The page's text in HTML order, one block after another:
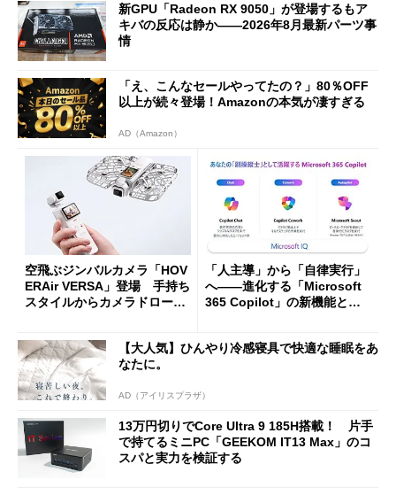
新GPU「Radeon RX 9050」が登場するもア
キバの反応は静か――2026年8月最新パーツ事
情
「え、こんなセールやってたの？」80％OFF
以上が続々登場！Amazonの本気が凄すぎる
AD（Amazon）
空飛ぶジンバルカメラ「HOV
ERAir VERSA」登場 手持ち
スタイルからカメラドローン
「人主導」から「自律実行」
へ――進化する「Microsoft
365 Copilot」の新機能とエ
【大人気】ひんやり冷感寝具で快適な睡眠をあ
なたに。
AD（アイリスプラザ）
13万円切りでCore Ultra 9 185H搭載！ 片手
で持てるミニPC「GEEKOM IT13 Max」のコ
スパと実力を検証する